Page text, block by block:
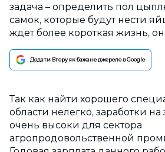
задача – определить пол
самок, которые будут нести
ждет более короткая жизнь,
Додати Вгору як бажане джерело в Google
Так как найти хорошего
области нелегко, заработки
очень высоки для сектора
агропродовольственной